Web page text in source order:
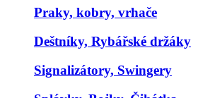
Praky, kobry, vrhače
Deštníky, Rybářské držáky
Signalizátory, Swingery